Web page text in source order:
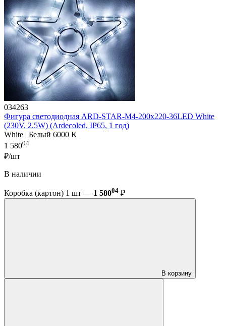
034263
Фигура светодиодная ARD-STAR-M4-200x220-36LED White
(230V, 2.5W) (Ardecoled, IP65, 1 год)
White | Белый 6000 K
1 58004
₽/шт
В наличии
Коробка (картон) 1 шт — 1 58004 ₽
В корзину